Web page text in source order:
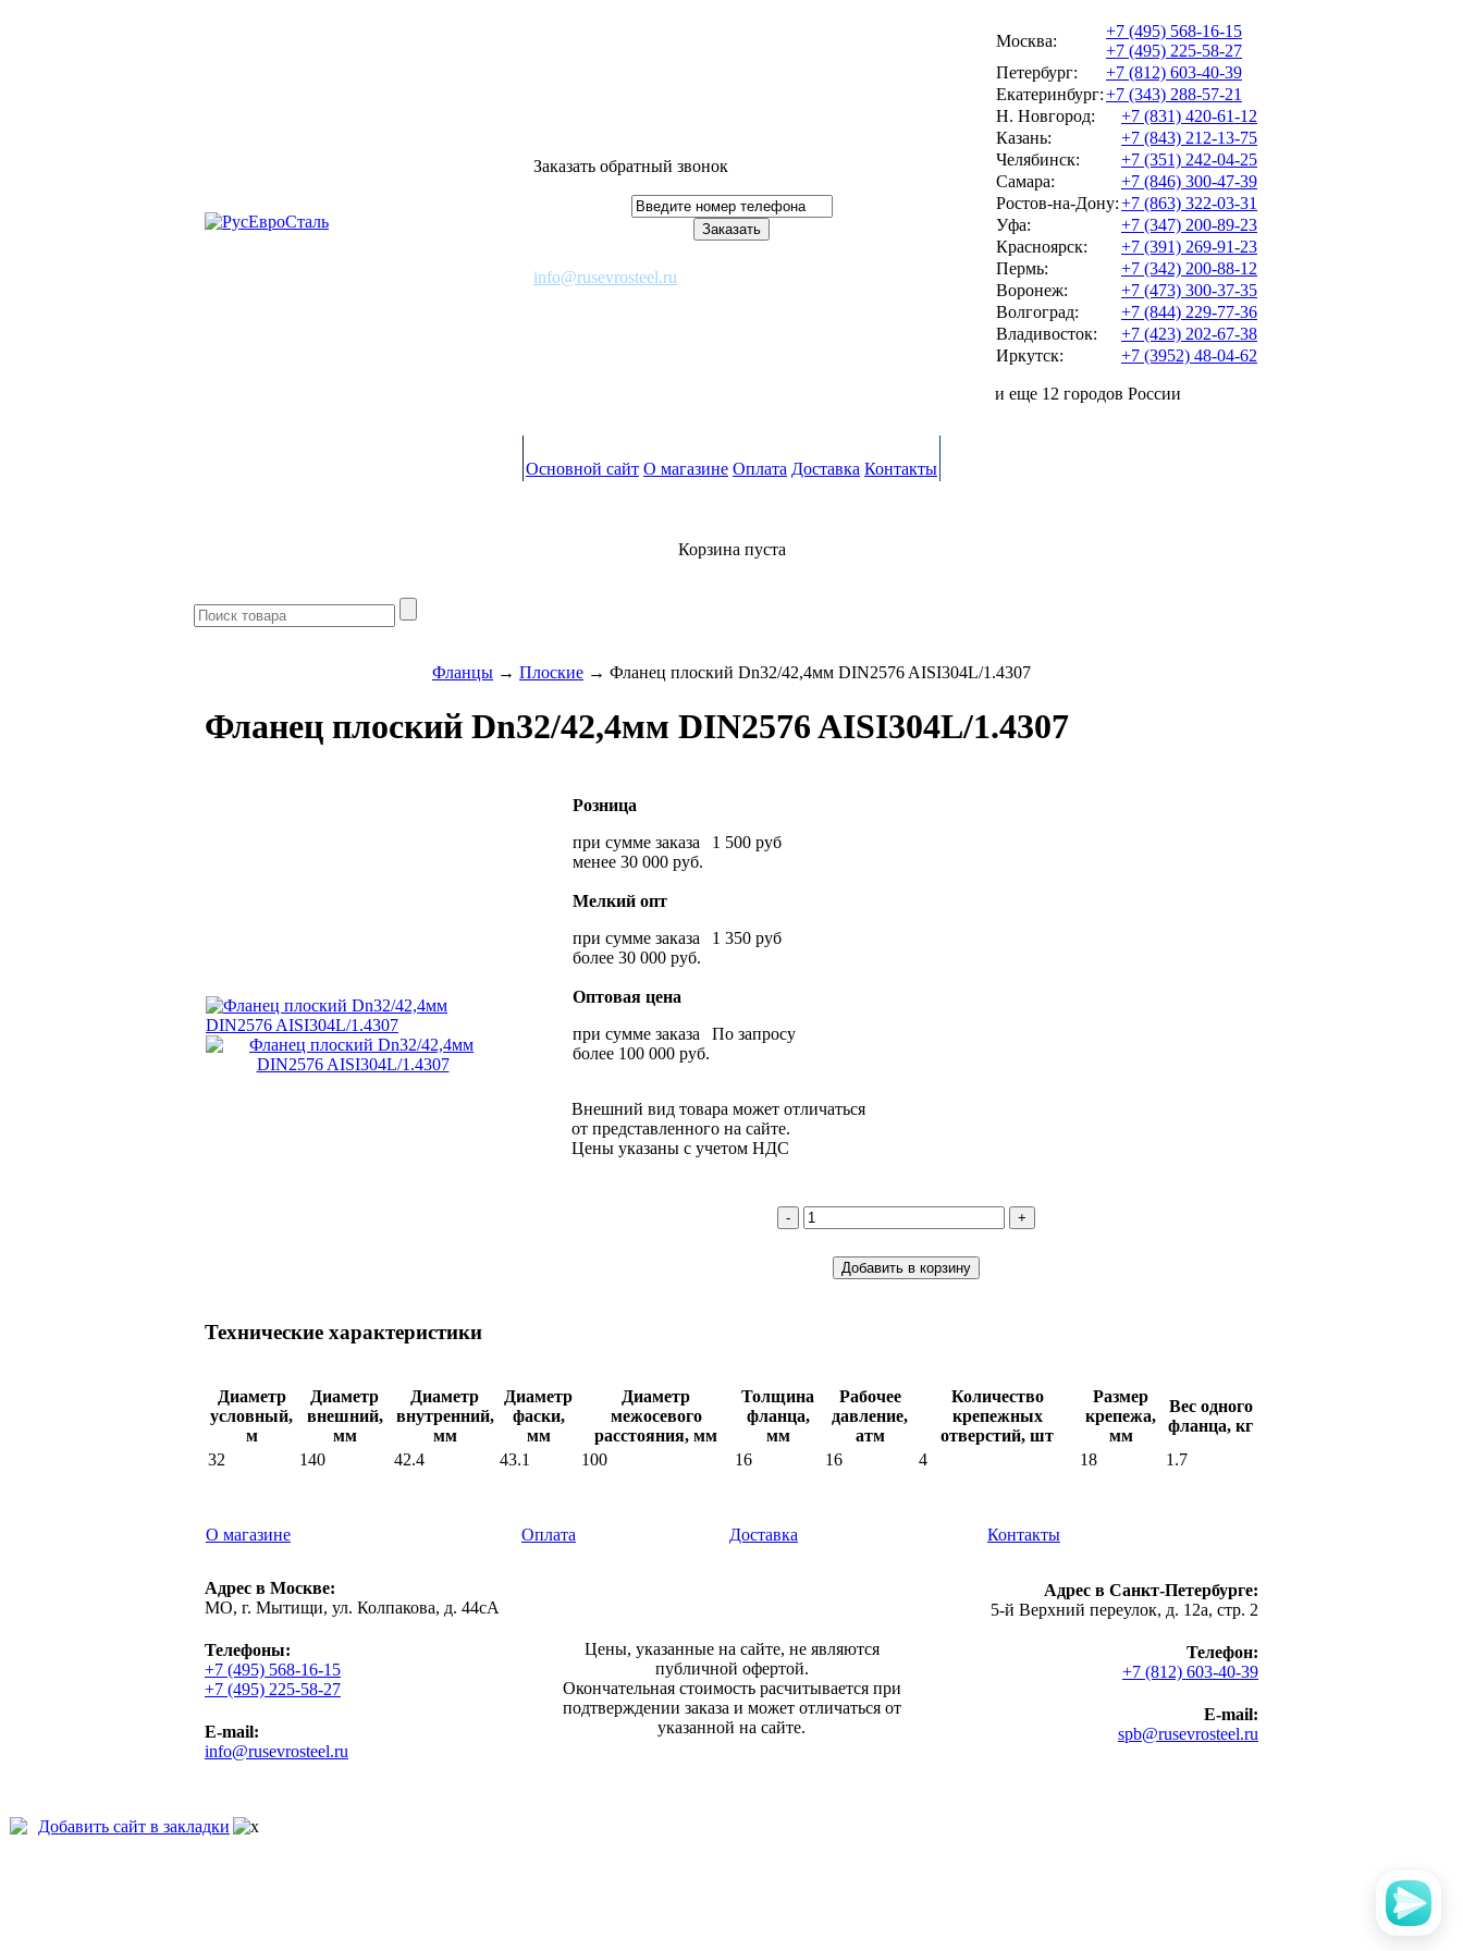
Заказать обратный звонок
info@rusevrosteel.ru
Москва:
+7 (495) 568-16-15
+7 (495) 225-58-27
Петербург:
+7 (812) 603-40-39
Екатеринбург:+7 (343) 288-57-21
Н. Новгород:
+7 (831) 420-61-12
Казань:
+7 (843) 212-13-75
Челябинск:
+7 (351) 242-04-25
Самара:
+7 (846) 300-47-39
Ростов-на-Дону:+7 (863) 322-03-31
Уфа:
+7 (347) 200-89-23
Красноярск:
+7 (391) 269-91-23
Пермь:
+7 (342) 200-88-12
Воронеж:
+7 (473) 300-37-35
Волгоград:
+7 (844) 229-77-36
Владивосток:
+7 (423) 202-67-38
Иркутск:
+7 (3952) 48-04-62
и еще 12 городов России
Основной сайт О магазине Оплата Доставка Контакты
Корзина пуста
Фланцы → Плоские → Фланец плоский Dn32/42,4мм DIN2576 AISI304L/1.4307
Фланец плоский Dn32/42,4мм DIN2576 AISI304L/1.4307
Розница
при сумме заказа
менее 30 000 руб.
1 500 руб
Мелкий опт
при сумме заказа
более 30 000 руб.
1 350 руб
Оптовая цена
при сумме заказа
более 100 000 руб.
По запросу
Внешний вид товара может отличаться
от представленного на сайте.
Цены указаны с учетом НДС
Технические характеристики
Диаметр
условный,
м
Диаметр
внешний,
мм
Диаметр
внутренний,
мм
Диаметр
фаски,
мм
Диаметр
межосевого
расстояния, мм
Толщина
фланца,
мм
Рабочее
давление,
атм
Количество
крепежных
отверстий, шт
Размер
крепежа,
мм
Вес одного
фланца, кг
32
140 42.4 43.1 100 16 16 4 18 1.7
О магазине Оплата Доставка Контакты
Адрес в Москве:
МО, г. Мытищи, ул. Колпакова, д. 44сА
Телефоны:
+7 (495) 568-16-15
+7 (495) 225-58-27
E-mail:
info@rusevrosteel.ru
Цены, указанные на сайте, не являются
публичной офертой.
Окончательная стоимость расчитывается при
подтверждении заказа и может отличаться от
указанной на сайте.
Адрес в Санкт-Петербурге:
5-й Верхний переулок, д. 12а, стр. 2
Телефон:
+7 (812) 603-40-39
E-mail:
spb@rusevrosteel.ru
Добавить сайт в закладки